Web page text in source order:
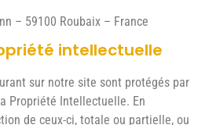
– 59100 Roubaix – France
intellectuelle
sur notre site sont protégés par
Propriété Intellectuelle. En
de ceux-ci, totale ou partielle, ou